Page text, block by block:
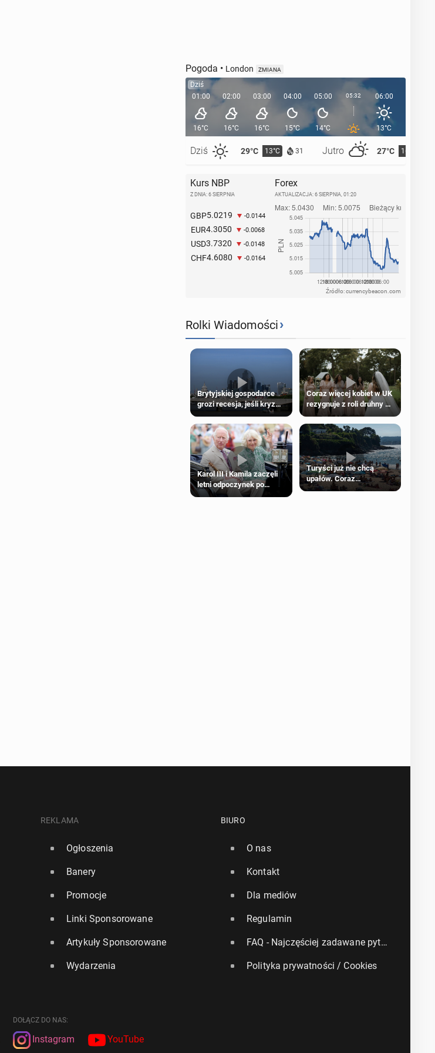
Pogoda • London ZMIANA
Dziś
01:00
16°C
Dziś 29°C 13°C 31 Jutro 27°C 16°C
02:00
16°C
03:00
16°C
04:00
15°C
05:00
14°C
05:32 06:00
13°C
Kurs NBP
Z DNIA: 6 SIERPNIA
GBP5.0219 -0.0144
EUR4.3050 -0.0068
USD3.7320 -0.0148
CHF4.6080 -0.0164
Forex
AKTUALIZACJA: 6 SIERPNIA, 01:20
Źródło: currencybeacon.com
Rolki Wiadomości›
Brytyjskiej gospodarce
grozi recesja, jeśli kryzys
na Bliskim Wschodzie się
przedłuży
Coraz więcej kobiet w UK
rezygnuje z roli druhny na
ślubie
Karol III i Kamila zaczęli
letni odpoczynek po
Igrzyskach Wspólnoty w
Turyści już nie chcą
upałów. Coraz
popularniejsze
REKLAMA
Ogłoszenia
Banery
Promocje
Linki Sponsorowane
Artykuły Sponsorowane
Wydarzenia
BIURO
O nas
Kontakt
Dla mediów
Regulamin
FAQ - Najczęściej zadawane pytania
Polityka prywatności / Cookies
DOŁĄCZ DO NAS:
Instagram YouTube